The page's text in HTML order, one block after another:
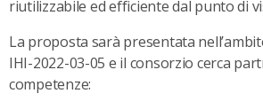
riutilizzabile ed efficiente dal punto di
La proposta sarà presentata
IHI-2022-03-05 e il consorzio cerca
competenze: